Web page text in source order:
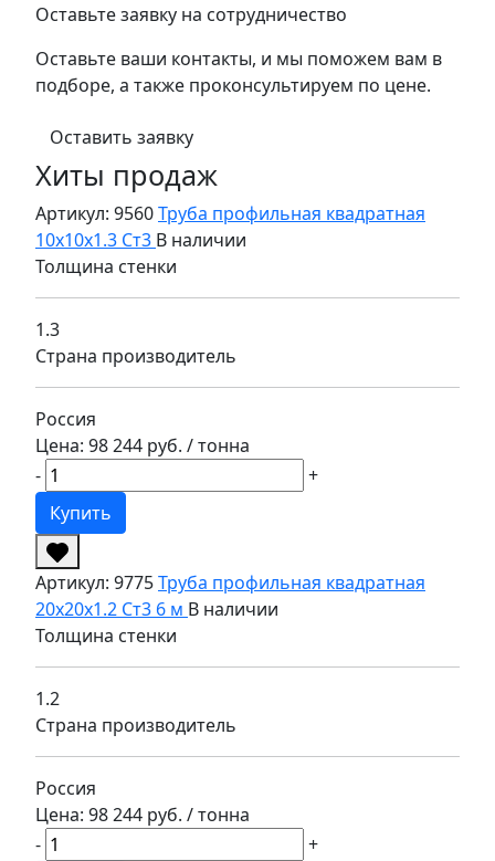
Оставьте заявку на сотрудничество
Оставьте ваши контакты, и мы поможем вам в
подборе, а также проконсультируем по цене.
Оставить заявку
Хиты продаж
Артикул: 9560Труба профильная квадратная
10х10х1.3 Ст3 В наличии
Толщина стенки
1.3
Страна производитель
Россия
Цена: 98 244 руб. / тонна
-
+
Купить
Артикул: 9775Труба профильная квадратная
20х20х1.2 Ст3 6 м В наличии
Толщина стенки
1.2
Страна производитель
Россия
Цена: 98 244 руб. / тонна
-
+